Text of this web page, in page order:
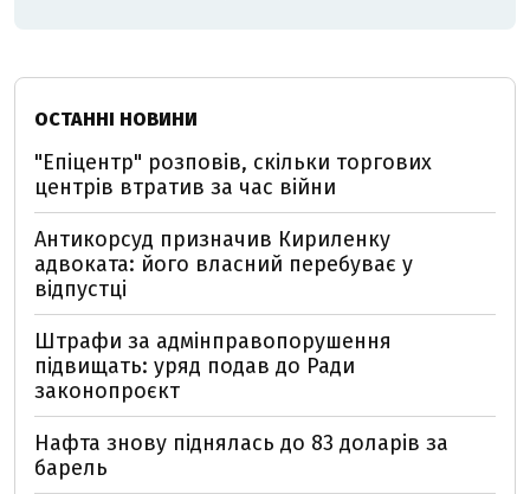
ОСТАННІ НОВИНИ
"Епіцентр" розповів, скільки торгових
центрів втратив за час війни
Антикорсуд призначив Кириленку
адвоката: його власний перебуває у
відпустці
Штрафи за адмінправопорушення
підвищать: уряд подав до Ради
законопроєкт
Нафта знову піднялась до 83 доларів за
барель